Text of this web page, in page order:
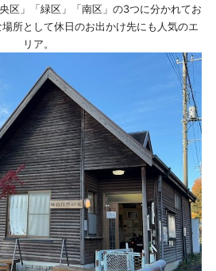
区」「緑区」「南区」の3つに分かれてお
所として休日のお出かけ先にも人気のエ
リア。